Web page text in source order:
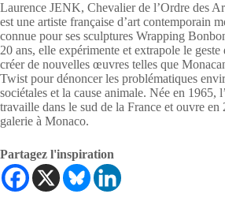
Laurence JENK, Chevalier de l’Ordre des
est une artiste française d’art contemporain
connue pour ses sculptures Wrapping
20 ans, elle expérimente et extrapole le
créer de nouvelles œuvres telles que
Twist pour dénoncer les problématiques
sociétales et la cause animale. Née en 1965,
travaille dans le sud de la France et ouvre en
galerie à Monaco.
Partagez l'inspiration